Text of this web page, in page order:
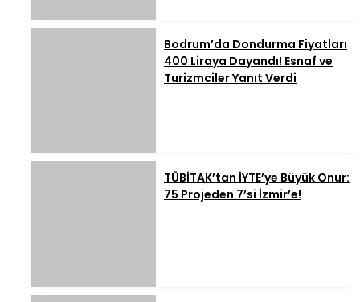
Bodrum’da Dondurma Fiyatları
400 Liraya Dayandı! Esnaf ve
Turizmciler Yanıt Verdi
TÜBİTAK’tan İYTE’ye Büyük Onur:
75 Projeden 7’si İzmir’e!